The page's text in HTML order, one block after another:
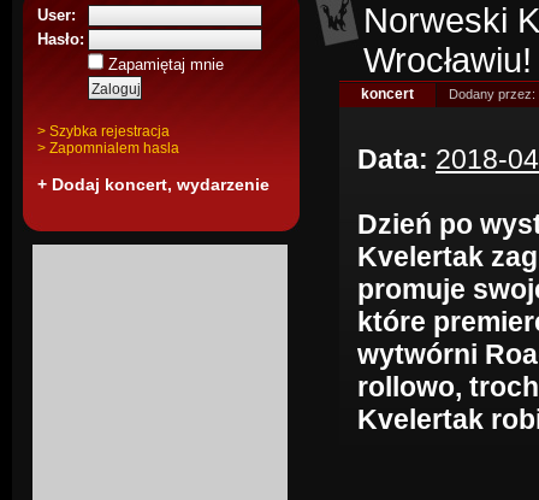
User:
Hasło:
Zapamiętaj mnie
> Szybka rejestracja
> Zapomnialem hasla
+ Dodaj koncert, wydarzenie
Norweski
Wrocławiu!
koncert Dodany przez:
Data: 2018-
Dzień po
Kvelertak
promuje
które
wytwórni
rollowo,
Kvelertak